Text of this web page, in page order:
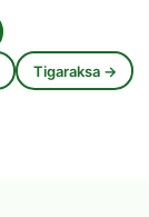
Tigaraksa →